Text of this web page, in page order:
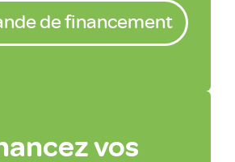
de financement
vos